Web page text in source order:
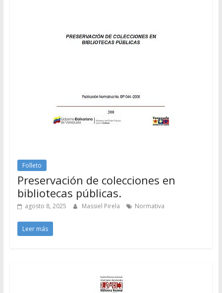
Folleto
Preservación de colecciones en
bibliotecas públicas.
agosto 8, 2025 Massiel Pirela Normativa
Leer más